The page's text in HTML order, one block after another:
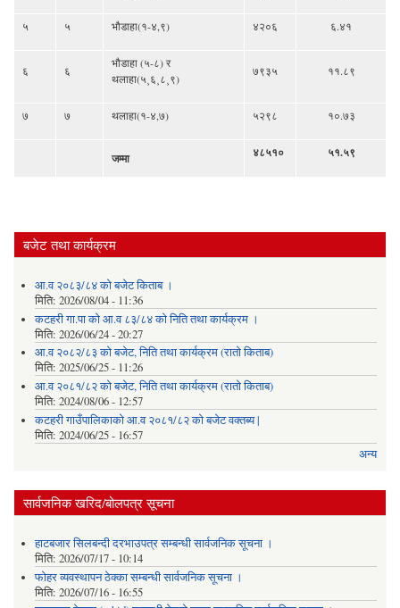
५ ५ भौडाहा(१-४,९) ४२०६ ६.४१
६ ६
भौडाहा (५-८) र
थलाहा(५¸६¸८¸९)
७९३५ ११.८९
७ ७ थलाहा(१-४,७) ५२९८ १०.७३
जम्मा ४८५१० ५१.५९
बजेट तथा कार्यक्रम
आ.व २०८३/८४ को बजेट किताब ।
मिति: 2026/08/04 - 11:36
कटहरी गा.पा को आ.व ८३/८४ को निति तथा कार्यक्रम ।
मिति: 2026/06/24 - 20:27
आ.व २०८२/८३ को बजेट, निति तथा कार्यक्रम (रातो किताब)
मिति: 2025/06/25 - 11:26
आ.व २०८१/८२ को बजेट, निति तथा कार्यक्रम (रातो किताब)
मिति: 2024/08/06 - 12:57
कटहरी गाउँपालिकाको आ.व २०८१/८२ को बजेट वक्तब्य |
मिति: 2024/06/25 - 16:57
अन्य
सार्वजनिक खरिद/बोलपत्र सूचना
हाटबजार सिलबन्दी दरभाउपत्र सम्बन्धी सार्वजनिक सूचना ।
मिति: 2026/07/17 - 10:14
फोहर व्यवस्थापन ठेक्का सम्बन्धी सार्वजनिक सूचना ।
मिति: 2026/07/16 - 16:55